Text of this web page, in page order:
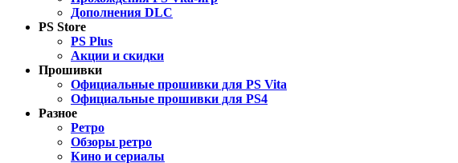
Дополнения DLC
PS Store
PS Plus
Акции и скидки
Прошивки
Официальные прошивки для PS Vita
Официальные прошивки для PS4
Разное
Ретро
Обзоры ретро
Кино и сериалы